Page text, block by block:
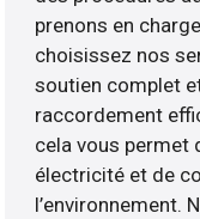
prenons en
choisissez nos
soutien complet
raccordement
cela vous permet
électricité et de
l’environnement.